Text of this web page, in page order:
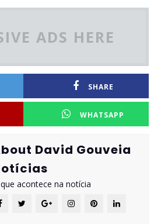
ADS HERE
SHARE
WHATSAPP
David Gouveia
acontece na notícia